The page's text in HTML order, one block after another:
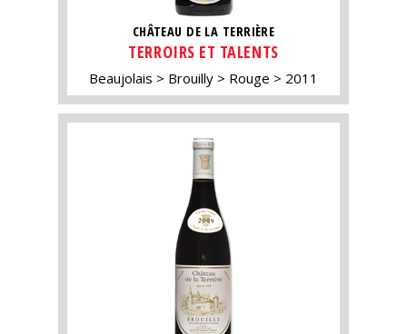
CHÂTEAU DE LA TERRIÈRE
TERROIRS ET TALENTS
Beaujolais Brouilly Rouge 2011